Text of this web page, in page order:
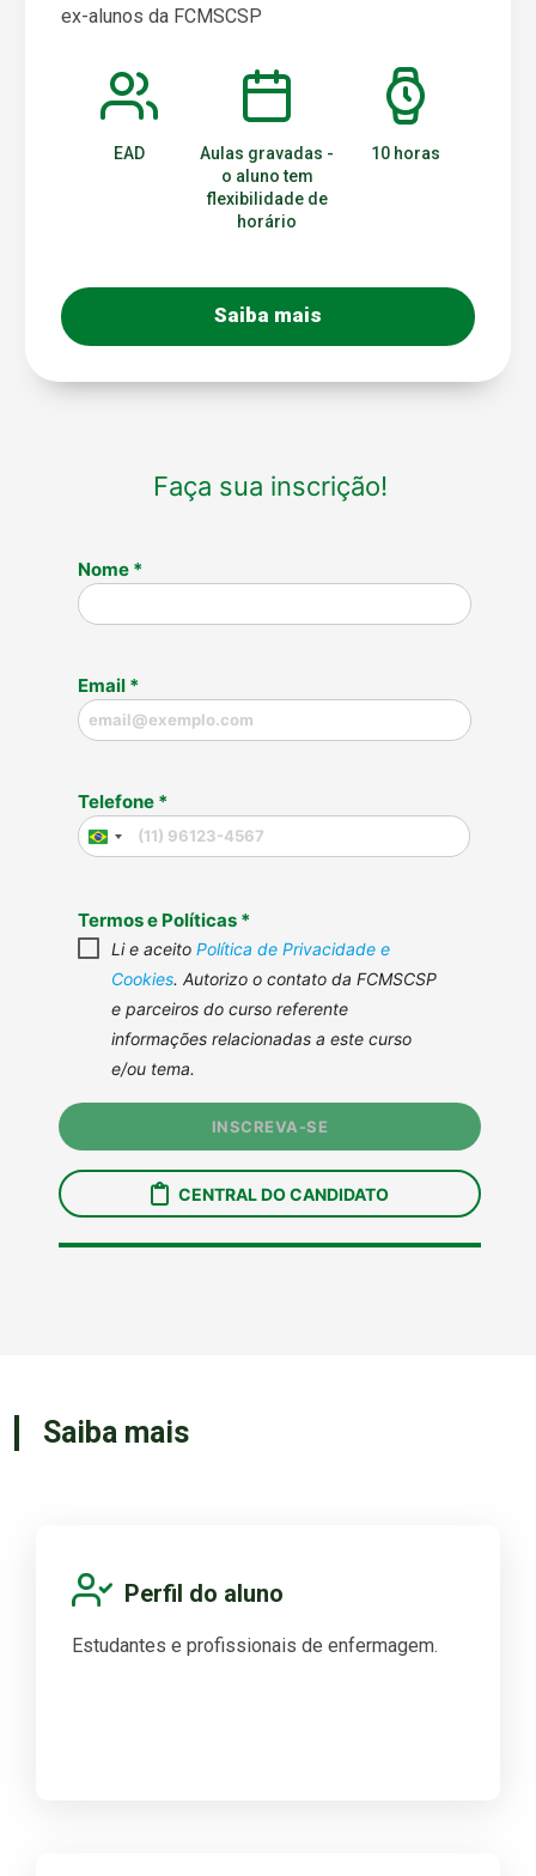
ex-alunos da FCMSCSP
EAD
Aulas gravadas -
o aluno tem
flexibilidade de
horário
10 horas
Saiba mais
Saiba mais
Perfil do aluno
Estudantes e profissionais de enfermagem.